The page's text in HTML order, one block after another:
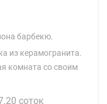
барбекю.
из керамогранита.
комната со своим
соток